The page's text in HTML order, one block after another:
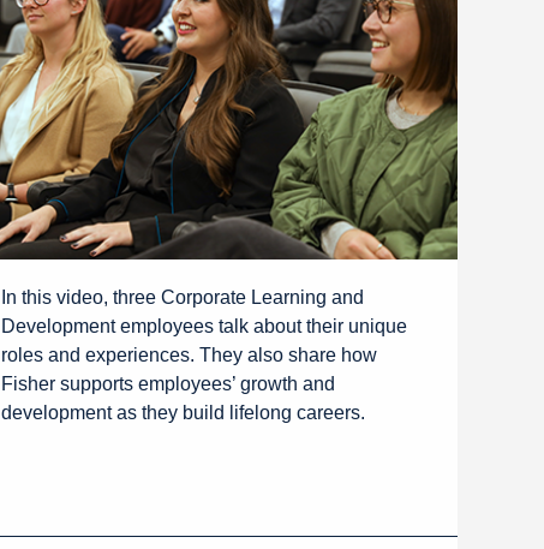
In this video, three Corporate Learning and
Development employees talk about their unique
roles and experiences. They also share how
Fisher supports employees’ growth and
development as they build lifelong careers.